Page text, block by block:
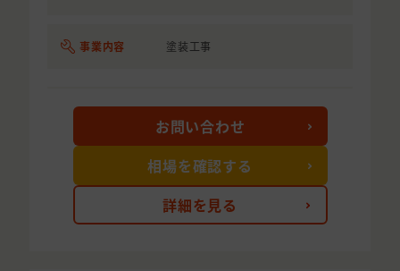
事業内容 塗装工事
詳細を見る
お問い合わせ
相場を確認する